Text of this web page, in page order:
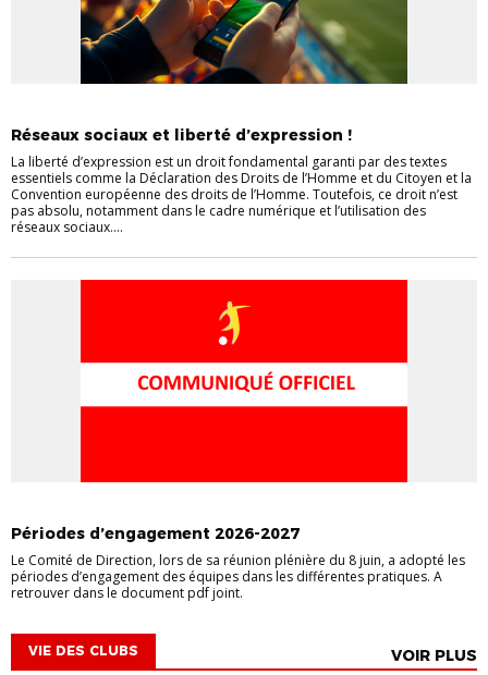
Réseaux sociaux et liberté d’expression !
La liberté d’expression est un droit fondamental garanti par des textes
essentiels comme la Déclaration des Droits de l’Homme et du Citoyen et la
Convention européenne des droits de l’Homme. Toutefois, ce droit n’est
pas absolu, notamment dans le cadre numérique et l’utilisation des
réseaux sociaux....
Périodes d’engagement 2026-2027
Le Comité de Direction, lors de sa réunion plénière du 8 juin, a adopté les
périodes d’engagement des équipes dans les différentes pratiques. A
retrouver dans le document pdf joint.
VIE DES CLUBS VOIR PLUS